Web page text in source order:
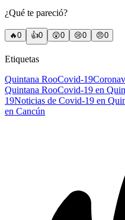
¿Qué te pareció?
🔥0 👍0 😲0 😢0 😠0
Etiquetas
Quintana RooCovid-19
Quintana RooCovid-19 en
19Noticias de Covid-19 en
en Cancún